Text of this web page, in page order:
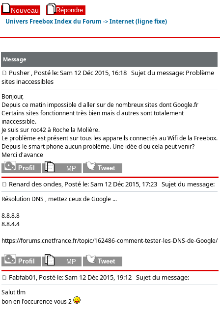
Univers Freebox Index du Forum ->Internet (ligne fixe)
Message
Pusher, Posté le: Sam 12 Déc 2015, 16:18 Sujet du message: Problème
sites inaccessibles
Bonjour,
Depuis ce matin impossible d aller sur de nombreux sites dont Google.fr
Certains sites fonctionnent très bien mais d autres sont totalement
inaccessible.
Je suis sur roc42 à Roche la Molière.
Le problème est présent sur tous les appareils connectés au Wifi de la Freebox.
Depuis le smart phone aucun problème. Une idée d ou cela peut venir?
Merci d'avance
Renard des ondes, Posté le: Sam 12 Déc 2015, 17:23 Sujet du message:
Résolution DNS , mettez ceux de Google ...
8.8.8.8
8.8.4.4
https://forums.cnetfrance.fr/topic/162486-comment-tester-les-DNS-de-Google/
Fabfab01, Posté le: Sam 12 Déc 2015, 19:12 Sujet du message:
Salut tlm
bon en l'occurence vous 2